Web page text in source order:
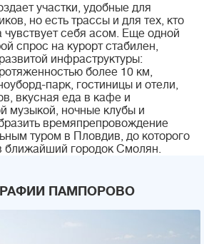
участки, удобные для
но есть трассы и для тех, кто
чувствует себя асом. Еще одной
спрос на курорт стабилен,
инфраструктуры:
более 10 км,
парк, гостиницы и отели,
вкусная еда в кафе и
музыкой, ночные клубы и
времяпрепровождение
туром в Пловдив, до которого
ближайший городок Смолян.
ПАМПОРОВО